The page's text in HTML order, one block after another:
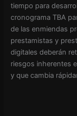
tiempo para
cronograma TBA
de las enmiendas
prestamistas y
digitales deberán
riesgos inherentes
y que cambia